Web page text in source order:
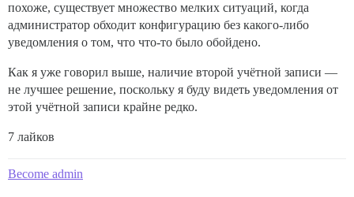
похоже, существует множество мелких ситуаций, когда
администратор обходит конфигурацию без какого-либо
уведомления о том, что что-то было обойдено.
Как я уже говорил выше, наличие второй учётной записи —
не лучшее решение, поскольку я буду видеть уведомления от
этой учётной записи крайне редко.
7 лайков
Become admin